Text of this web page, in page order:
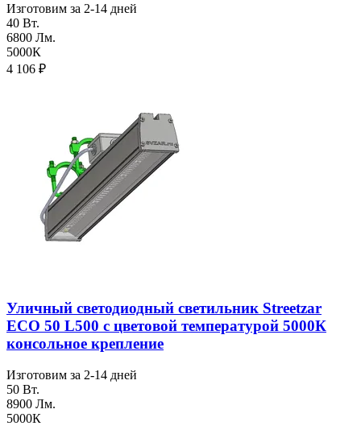
Изготовим за 2-14 дней
40 Вт.
6800 Лм.
5000К
4 106 ₽
Уличный светодиодный светильник Streetzar
ECO 50 L500 с цветовой температурой 5000К
консольное крепление
Изготовим за 2-14 дней
50 Вт.
8900 Лм.
5000К